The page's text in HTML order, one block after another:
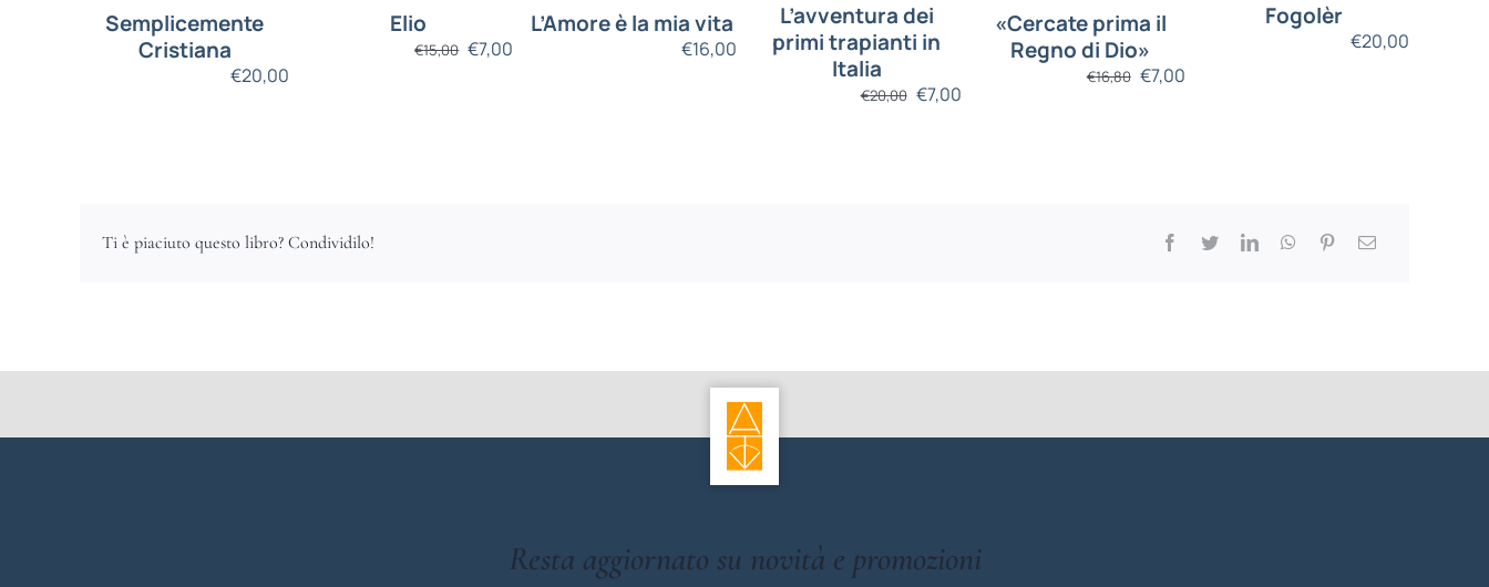
Semplicemente
Cristiana
€20,00
Elio
€15,00 €7,00
L’Amore è la mia vita
€16,00
L’avventura dei
primi trapianti in
Italia
€20,00 €7,00
«Cercate prima il
Regno di Dio»
€16,80 €7,00
Fogolèr
€20,00
Ti è piaciuto questo libro? Condividilo!
Resta aggiornato su novità e promozioni